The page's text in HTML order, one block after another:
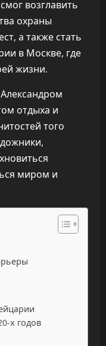
возглавить
охраны
а также стать
в Москве, где
жизни.
отдыха и
того
миром и
х годов